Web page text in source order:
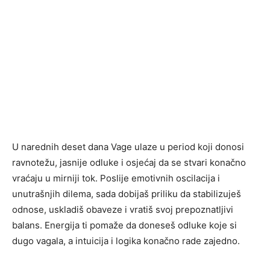
U narednih deset dana Vage ulaze u period koji donosi
ravnotežu, jasnije odluke i osjećaj da se stvari konačno
vraćaju u mirniji tok. Poslije emotivnih oscilacija i
unutrašnjih dilema, sada dobijaš priliku da stabilizuješ
odnose, uskladiš obaveze i vratiš svoj prepoznatljivi
balans. Energija ti pomaže da doneseš odluke koje si
dugo vagala, a intuicija i logika konačno rade zajedno.